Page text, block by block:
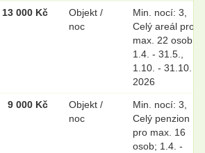
13 000 Kč
Objekt /
noc
Min. nocí: 3,
Celý areál pro
max. 22 osob;
1.4. - 31.5.,
1.10. - 31.10.
2026
9 000 Kč
Objekt /
noc
Min. nocí: 3,
Celý penzion
pro max. 16
osob; 1.4. -